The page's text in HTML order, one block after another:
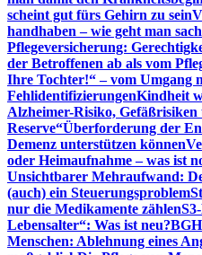
scheint gut fürs Gehirn zu sein
handhaben – wie geht man
Pflegeversicherung:
der Betroffenen ab als vom
Ihre Tochter!“ – vom Umgang
FehlidentifizierungenKindheit
Alzheimer-Risiko,
Reserve“Überforderung der
Demenz unterstützen können
oder Heimaufnahme – was ist
Unsichtbarer Mehraufwand:
(auch) ein Steuerungsproblem
nur die Medikamente zählen
Lebensalter“: Was ist neu?
Menschen: Ablehnung eines